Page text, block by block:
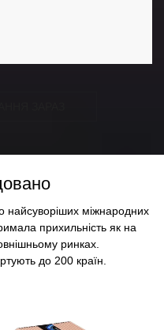
найсуворіших міжнародних
прихильність як на
ринках.
до 200 країн.